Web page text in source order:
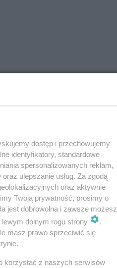
z pracy
dostęp i przechowujemy
identyfikatory, standardowe
spersonalizowanych reklam,
ulepszanie usług. Za zgodą
oraz aktywnie
Twoją prywatność, prosimy o
jest dobrowolna i zawsze możesz
dolnym rogu strony
.
masz prawo sprzeciwić się
korzystać z naszych serwisów